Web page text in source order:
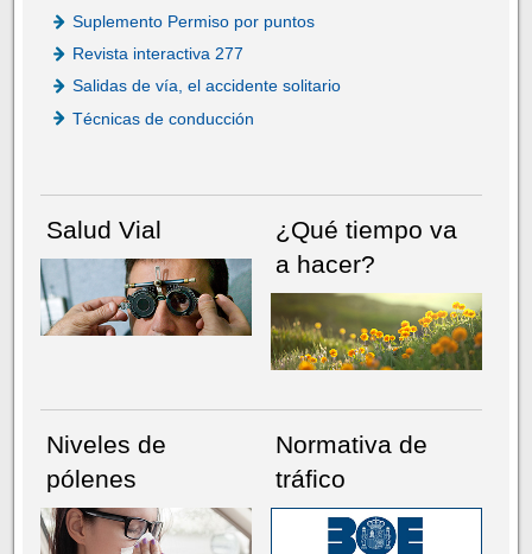
Suplemento Permiso por puntos
Revista interactiva 277
Salidas de vía, el accidente solitario
Técnicas de conducción
Salud Vial
¿Qué tiempo va
a hacer?
Niveles de
pólenes
Normativa de
tráfico